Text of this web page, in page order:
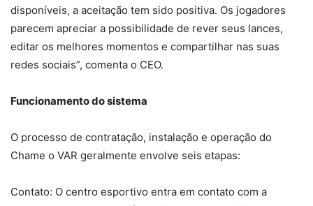
disponíveis, a aceitação tem sido positiva. Os jogadores
parecem apreciar a possibilidade de rever seus lances,
editar os melhores momentos e compartilhar nas suas
redes sociais”, comenta o CEO.
Funcionamento do sistema
O processo de contratação, instalação e operação do
Chame o VAR geralmente envolve seis etapas:
Contato: O centro esportivo entra em contato com a